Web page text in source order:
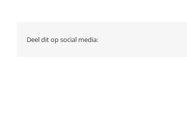
Deel dit op social media: